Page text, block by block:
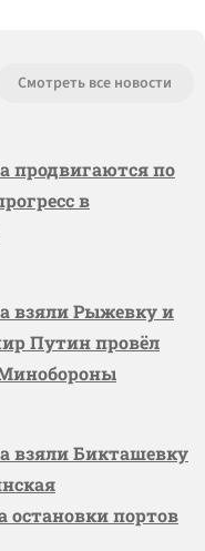
Смотреть все новости
продвигаются по
в
взяли Рыжевку и
Путин провёл
взяли Бикташевку
остановки портов